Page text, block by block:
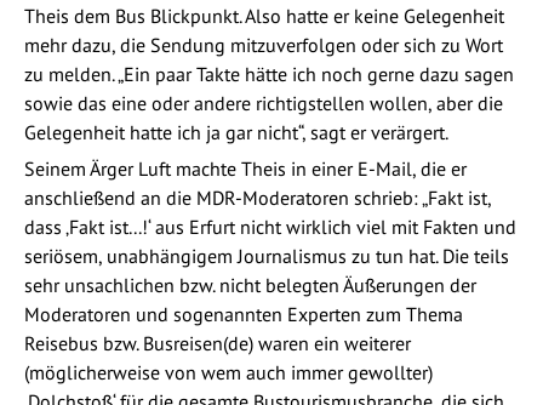
Theis dem Bus Blickpunkt. Also hatte er keine Gelegenheit
mehr dazu, die Sendung mitzuverfolgen oder sich zu Wort
zu melden. „Ein paar Takte hätte ich noch gerne dazu sagen
sowie das eine oder andere richtigstellen wollen, aber die
Gelegenheit hatte ich ja gar nicht“, sagt er verärgert.
Seinem Ärger Luft machte Theis in einer E-Mail, die er
anschließend an die MDR-Moderatoren schrieb: „Fakt ist,
dass ‚Fakt ist...!‘ aus Erfurt nicht wirklich viel mit Fakten und
seriösem, unabhängigem Journalismus zu tun hat. Die teils
sehr unsachlichen bzw. nicht belegten Äußerungen der
Moderatoren und sogenannten Experten zum Thema
Reisebus bzw. Busreisen(de) waren ein weiterer
(möglicherweise von wem auch immer gewollter)